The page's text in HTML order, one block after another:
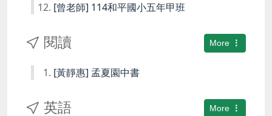
[曾老師] 114和平國小五年甲班
More
閱讀
[黃靜惠] 孟夏園中書
More
英語